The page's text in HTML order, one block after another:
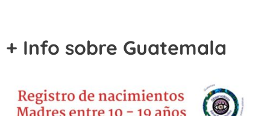
+ Info sobre Guatemala